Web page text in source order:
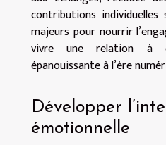
contributions
majeurs pour nourrir
vivre une relation à
épanouissante à l’ère
Développer
émotionnelle